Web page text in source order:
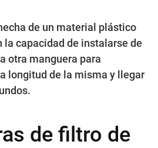
de un material plástico
la capacidad de instalarse de
otra manguera para
longitud de la misma y llegar
de filtro de